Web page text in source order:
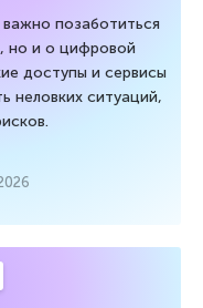
позаботиться
но и о цифровой
доступы и сервисы
неловких ситуаций,